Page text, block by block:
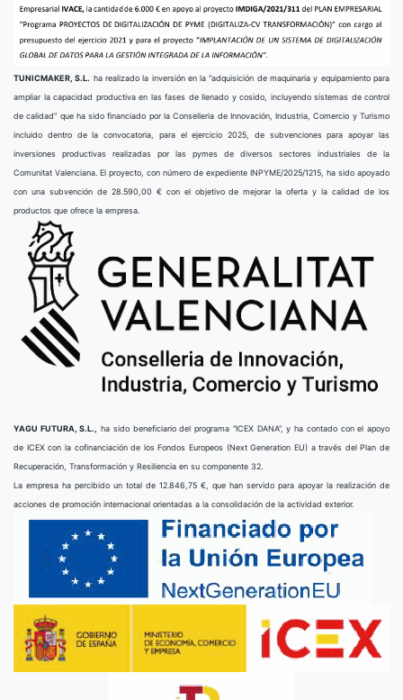
TUNICMAKER, S.L. ha realizado la inversión en la “adquisición de maquinaria y equipamiento para
ampliar la capacidad productiva en las fases de llenado y cosido, incluyendo sistemas de control
de calidad” que ha sido financiado por la Conselleria de Innovación, Industria, Comercio y Turismo
incluido dentro de la convocatoria, para el ejercicio 2025, de subvenciones para apoyar las
inversiones productivas realizadas por las pymes de diversos sectores industriales de la
Comunitat Valenciana. El proyecto, con número de expediente INPYME/2025/1215, ha sido apoyado
con una subvención de 28.590,00 € con el objetivo de mejorar la oferta y la calidad de los
productos que ofrece la empresa.
YAGU FUTURA, S.L.,
ha sido beneficiario del programa “ICEX DANA”, y ha contado con el apoyo
de ICEX con la cofinanciación de los Fondos Europeos (Next Generation EU) a través del Plan de
Recuperación, Transformación y Resiliencia en su componente 32.
La empresa ha percibido un total de 12.846,75 €, que han servido para apoyar la realización de
acciones de promoción internacional orientadas a la consolidación de la actividad exterior.